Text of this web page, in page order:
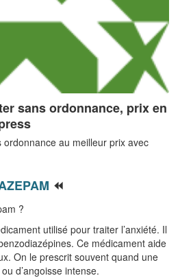
sans ordonnance, prix en
au meilleur prix avec
⏪
?
utilisé pour traiter l’anxiété. Il
Ce médicament aide
On le prescrit souvent quand une
d’angoisse intense.